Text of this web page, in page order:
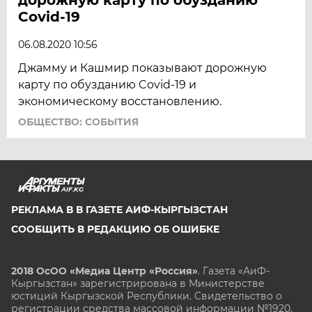
ЮГРА
ЯКУТИЯ
ЯРОСЛАВЛЬ
Covid-19
06.08.2020 10:56
Джамму и Кашмир показывают дорожную
карту по обузданию Covid-19 и
экономическому восстановлению.
ОБЩЕСТВО: СОБЫТИЯ
AIF.KG
РЕКЛАМА В В ГАЗЕТЕ АИФ-КЫРГЫЗСТАН
СООБЩИТЬ В РЕДАКЦИЮ ОБ ОШИБКЕ
2018 ОсОО «Медиа Центр «Россия». Газета «АиФ-
Кыргызстан» зарегистрирована в Министерстве
юстиций Кыргызской Республики. Свидетельство о
регистрации средства массовой информации №1920.